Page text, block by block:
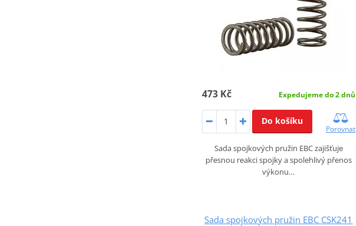
473 Kč Expedujeme do 2 dnů
Do košíku
Porovnat
Sada spojkových pružin EBC zajišťuje
přesnou reakci spojky a spolehlivý přenos
výkonu…
Sada spojkových pružin EBC CSK241